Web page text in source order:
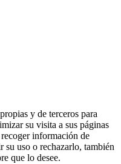
y de terceros para
su visita a sus páginas
información de
su uso o rechazarlo, también
que lo desee.